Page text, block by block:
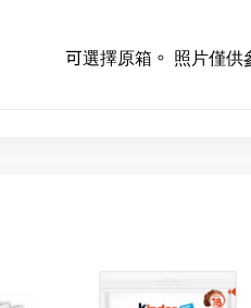
可選擇原箱。 照片僅供